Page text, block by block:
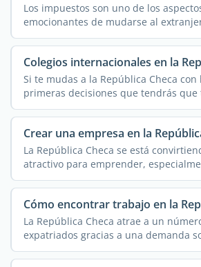
Los impuestos son uno de los
emocionantes de mudarse al
República ...
Colegios internacionales en la
Si te mudas a la República Checa
primeras decisiones que tendrás que
Crear una empresa en la
La República Checa se está
atractivo para emprender,
Cómo encontrar trabajo en la
La República Checa atrae a un
expatriados gracias a una demanda